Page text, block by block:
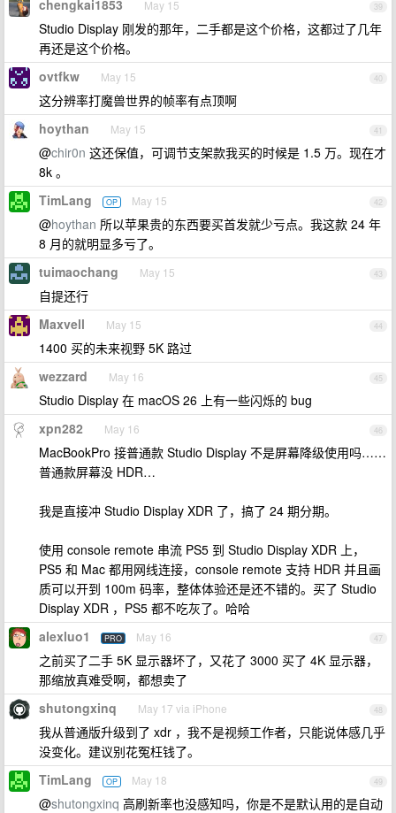
39
chengkai1853 May 15
Studio Display 刚发的那年，二手都是这个价格，这都过了几年
再还是这个价格。
40
ovtfkw May 15
这分辨率打魔兽世界的帧率有点顶啊
41
hoythan May 15
@chir0n 这还保值，可调节支架款我买的时候是 1.5 万。现在才
8k 。
42
TimLang OP May 15
@hoythan 所以苹果贵的东西要买首发就少亏点。我这款 24 年
8 月的就明显多亏了。
43
tuimaochang May 15
自提还行
44
Maxvell May 15
1400 买的未来视野 5K 路过
45
wezzard May 16
Studio Display 在 macOS 26 上有一些闪烁的 bug
46
xpn282 May 16
MacBookPro 接普通款 Studio Display 不是屏幕降级使用吗……
普通款屏幕没 HDR…
我是直接冲 Studio Display XDR 了，搞了 24 期分期。
使用 console remote 串流 PS5 到 Studio Display XDR 上，
PS5 和 Mac 都用网线连接，console remote 支持 HDR 并且画
质可以开到 100m 码率，整体体验还是还不错的。买了 Studio
Display XDR ，PS5 都不吃灰了。哈哈
47
alexluo1 PRO May 16
之前买了二手 5K 显示器坏了，又花了 3000 买了 4K 显示器，
那缩放真难受啊，都想卖了
48
shutongxinq May 17 via iPhone
我从普通版升级到了 xdr ，我不是视频工作者，只能说体感几乎
没变化。建议别花冤枉钱了。
49
TimLang OP May 18
@shutongxinq 高刷新率也没感知吗，你是不是默认用的是自动